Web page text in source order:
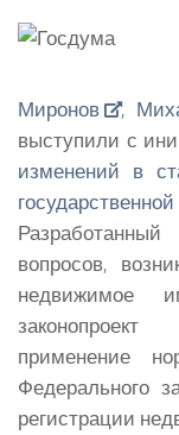
Миронов
,
выступили с
изменений в
вопросов,
недвижимое
законопроект
применение
Федерального
регистрации